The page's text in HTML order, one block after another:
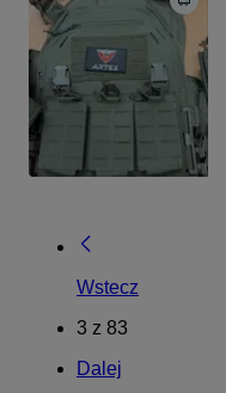
Wstecz
3 z 83
Dalej